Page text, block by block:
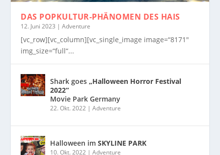
DAS POPKULTUR-PHÄNOMEN DES HAIS
12. Juni 2023 |Adventure
[vc_row][vc_column][vc_single_image image=“8171″
img_size=“full“...
Shark goes„Halloween Horror Festival
2022“
Movie Park Germany
22. Okt. 2022 |Adventure
Halloween imSKYLINE PARK
10. Okt. 2022 |Adventure